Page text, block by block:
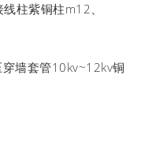
柱紫铜柱m12、
墙套管10kv~12kv铜